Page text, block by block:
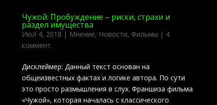
Чужой: Пробуждение – риски, страхи и
раздел имущества
Июл 4, 2018 | Мнение, Новости, Фильмы | 4
коммент.
Дисклеймер: Данный текст основан на
общеизвестных фактах и логике автора. По сути
это просто размышления в слух. Франшиза фильма
«Чужой», которая началась с классического